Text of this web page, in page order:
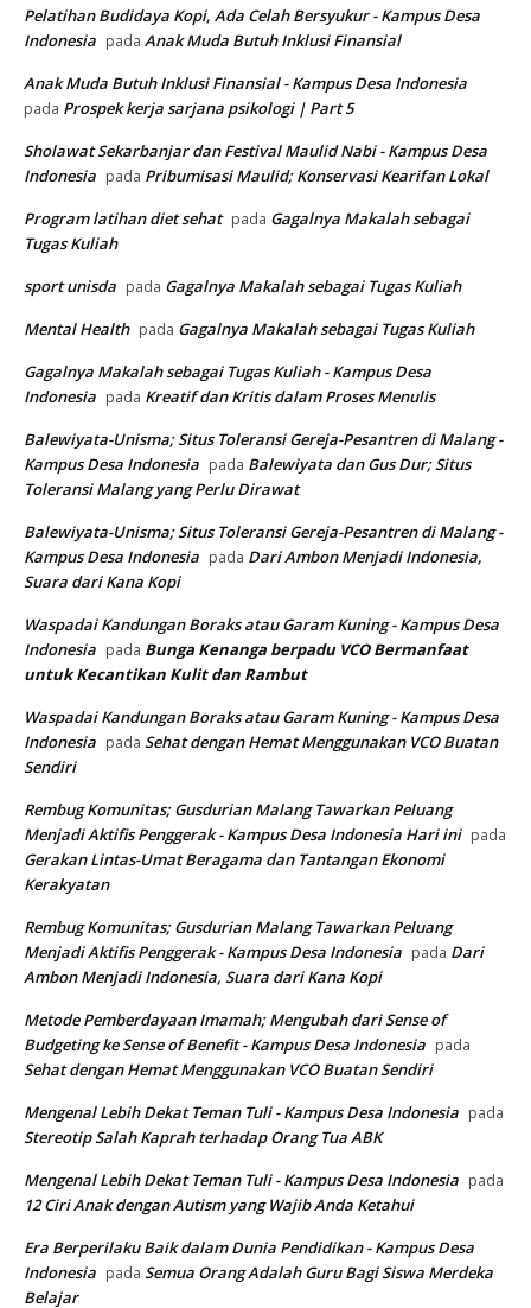
Pelatihan Budidaya Kopi, Ada Celah Bersyukur - Kampus Desa
Indonesia pada Anak Muda Butuh Inklusi Finansial
Anak Muda Butuh Inklusi Finansial - Kampus Desa Indonesia
pada Prospek kerja sarjana psikologi | Part 5
Sholawat Sekarbanjar dan Festival Maulid Nabi - Kampus Desa
Indonesia pada Pribumisasi Maulid; Konservasi Kearifan Lokal
Program latihan diet sehat pada Gagalnya Makalah sebagai
Tugas Kuliah
sport unisda pada Gagalnya Makalah sebagai Tugas Kuliah
Mental Health pada Gagalnya Makalah sebagai Tugas Kuliah
Gagalnya Makalah sebagai Tugas Kuliah - Kampus Desa
Indonesia pada Kreatif dan Kritis dalam Proses Menulis
Balewiyata-Unisma; Situs Toleransi Gereja-Pesantren di Malang -
Kampus Desa Indonesia pada Balewiyata dan Gus Dur; Situs
Toleransi Malang yang Perlu Dirawat
Balewiyata-Unisma; Situs Toleransi Gereja-Pesantren di Malang -
Kampus Desa Indonesia pada Dari Ambon Menjadi Indonesia,
Suara dari Kana Kopi
Waspadai Kandungan Boraks atau Garam Kuning - Kampus Desa
Indonesia pada Bunga Kenanga berpadu VCOBermanfaat
untuk Kecantikan Kulit dan Rambut
Waspadai Kandungan Boraks atau Garam Kuning - Kampus Desa
Indonesia pada Sehat dengan Hemat Menggunakan VCO Buatan
Sendiri
Rembug Komunitas; Gusdurian Malang Tawarkan Peluang
Menjadi Aktifis Penggerak - Kampus Desa Indonesia Hari ini pada
Gerakan Lintas-Umat Beragama dan Tantangan Ekonomi
Kerakyatan
Rembug Komunitas; Gusdurian Malang Tawarkan Peluang
Menjadi Aktifis Penggerak - Kampus Desa Indonesia pada Dari
Ambon Menjadi Indonesia, Suara dari Kana Kopi
Metode Pemberdayaan Imamah; Mengubah dari Sense of
Budgeting ke Sense of Benefit - Kampus Desa Indonesia pada
Sehat dengan Hemat Menggunakan VCO Buatan Sendiri
Mengenal Lebih Dekat Teman Tuli - Kampus Desa Indonesia pada
Stereotip Salah Kaprah terhadap Orang Tua ABK
Mengenal Lebih Dekat Teman Tuli - Kampus Desa Indonesia pada
12 Ciri Anak dengan Autism yang Wajib Anda Ketahui
Era Berperilaku Baik dalam Dunia Pendidikan - Kampus Desa
Indonesia pada Semua Orang Adalah Guru Bagi Siswa Merdeka
Belajar